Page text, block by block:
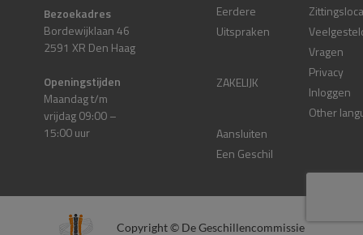
Bezoekadres
Bordewijklaan 46
2591 XR Den Haag
Openingstijden
Maandag t/m
vrijdag 09:00 –
15:00 uur
Eerdere
Uitspraken
ZAKELIJK
Aansluiten
Een Geschil
Vragen
Privacy
Inloggen
Other
Copyright © De Geschillencommissie